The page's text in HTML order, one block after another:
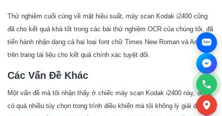
Thử nghiệm cuối cùng về mặt hiệu suất, máy scan Kodak i2400 cũng
đã cho kết quả khá tốt trong các bài thử nghiệm OCR của chúng tôi, đã
tiến hành nhận dạng cả hai loại font chữ Times New Roman và Arial
trên trang tài liệu cho kết quả chính xác tuyệt đối.
Các Vấn Đề Khác
Một vấn đề mà tôi nhận thấy ở chiếc máy scan Kodak i2400 này, đó là,
có quá nhiều tùy chọn trong trình điều khiển mà tôi không lý giải được.
Zalo